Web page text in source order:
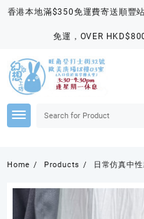
Skip
香港本地滿$350免運費寄送順豐
免運，OVER
Home Products 日常仿真中